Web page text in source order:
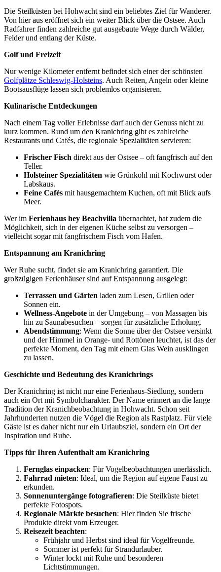
Die Steilküsten bei Hohwacht sind ein beliebtes Ziel für Wanderer.
Von hier aus eröffnet sich ein weiter Blick über die Ostsee. Auch
Radfahrer finden zahlreiche gut ausgebaute Wege durch Wälder,
Felder und entlang der Küste.
Golf und Freizeit
Nur wenige Kilometer entfernt befindet sich einer der schönsten
Golfplätze Schleswig-Holsteins. Auch Reiten, Angeln oder kleine
Bootsausflüge lassen sich problemlos organisieren.
Kulinarische Entdeckungen
Nach einem Tag voller Erlebnisse darf auch der Genuss nicht zu
kurz kommen. Rund um den Kranichring gibt es zahlreiche
Restaurants und Cafés, die regionale Spezialitäten servieren:
Frischer Fisch direkt aus der Ostsee – oft fangfrisch auf den
Teller.
Holsteiner Spezialitäten wie Grünkohl mit Kochwurst oder
Labskaus.
Feine Cafés mit hausgemachtem Kuchen, oft mit Blick aufs
Meer.
Wer im Ferienhaus hey Beachvilla übernachtet, hat zudem die
Möglichkeit, sich in der eigenen Küche selbst zu versorgen –
vielleicht sogar mit fangfrischem Fisch vom Hafen.
Entspannung am Kranichring
Wer Ruhe sucht, findet sie am Kranichring garantiert. Die
großzügigen Ferienhäuser sind auf Entspannung ausgelegt:
Terrassen und Gärten laden zum Lesen, Grillen oder
Sonnen ein.
Wellness-Angebote in der Umgebung – von Massagen bis
hin zu Saunabesuchen – sorgen für zusätzliche Erholung.
Abendstimmung: Wenn die Sonne über der Ostsee versinkt
und der Himmel in Orange- und Rottönen leuchtet, ist das der
perfekte Moment, den Tag mit einem Glas Wein ausklingen
zu lassen.
Geschichte und Bedeutung des Kranichrings
Der Kranichring ist nicht nur eine Ferienhaus-Siedlung, sondern
auch ein Ort mit Symbolcharakter. Der Name erinnert an die lange
Tradition der Kranichbeobachtung in Hohwacht. Schon seit
Jahrhunderten nutzen die Vögel die Region als Rastplatz. Für viele
Gäste ist es daher nicht nur ein Urlaubsziel, sondern ein Ort der
Inspiration und Ruhe.
Tipps für Ihren Aufenthalt am Kranichring
Fernglas einpacken: Für Vogelbeobachtungen unerlässlich.
Fahrrad mieten: Ideal, um die Region auf eigene Faust zu
erkunden.
Sonnenuntergänge fotografieren: Die Steilküste bietet
perfekte Fotospots.
Regionale Märkte besuchen: Hier finden Sie frische
Produkte direkt vom Erzeuger.
Reisezeit beachten:
Frühjahr und Herbst sind ideal für Vogelfreunde.
Sommer ist perfekt für Strandurlauber.
Winter lockt mit Ruhe und besonderen
Lichtstimmungen.